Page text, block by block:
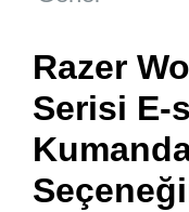
Razer
Serisi E-